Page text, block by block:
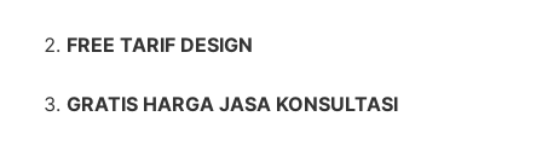
FREE TARIF DESIGN
GRATIS HARGA JASA KONSULTASI